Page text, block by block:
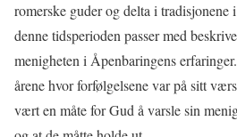
romerske guder og delta i tradisjonene
denne tidsperioden passer med
menigheten i Åpenbaringens
årene hvor forfølgelsene var på sitt
vært en måte for Gud å varsle sin